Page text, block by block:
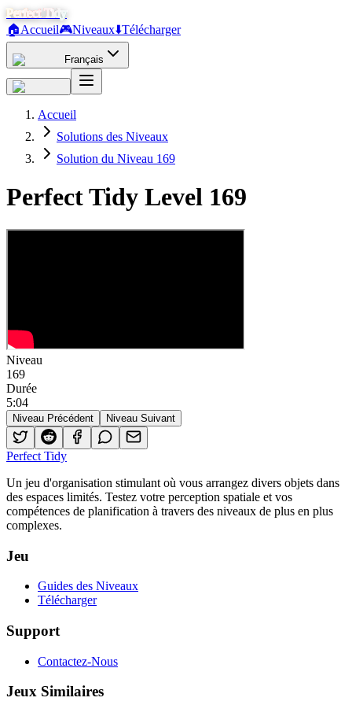
Perfect Tidy
🏠Accueil🎮Niveaux⬇️Télécharger
Français
Accueil
Solutions des Niveaux
Solution du Niveau 169
Perfect Tidy Level 169
Niveau
169
Durée
5:04
Niveau Précédent Niveau Suivant
Perfect Tidy
Un jeu d'organisation stimulant où vous arrangez divers objets dans
des espaces limités. Testez votre perception spatiale et vos
compétences de planification à travers des niveaux de plus en plus
complexes.
Jeu
Guides des Niveaux
Télécharger
Support
Contactez-Nous
Jeux Similaires